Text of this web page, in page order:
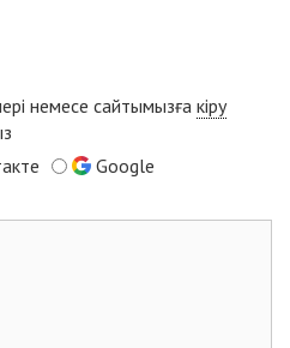
немесе сайтымызға кіру
Google